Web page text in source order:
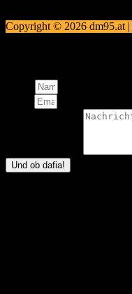
Copyright © 2026 dm95.at |
Und ob dafia!